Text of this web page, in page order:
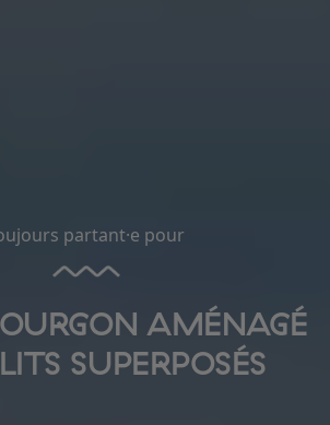
partant·e pour
AMÉNAGÉ
SUPERPOSÉS